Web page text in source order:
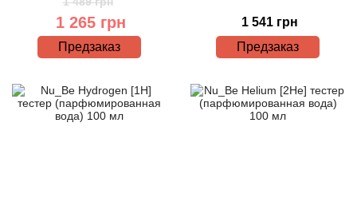
1 265 грн
Предзаказ
1 541 грн
Предзаказ